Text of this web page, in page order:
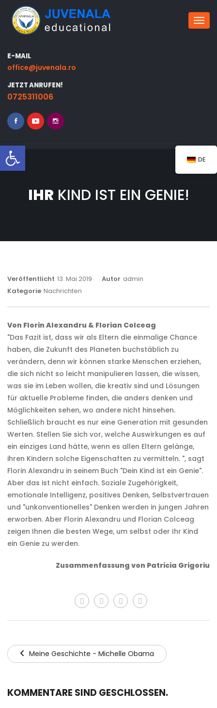
Symbolleiste öffnen
E-MAIL
office@juvenala.ro
JETZT ANRUFEN!
0725311006
IHR KIND IST EIN GENIE!
Veröffentlicht 13. Mai 2019 Autor Admin
Kategorie Nachrichten
Von Florin Alexandru & Florian Colceag
"Das Fazit ist, dass wir als Eltern die einmalige Chance
haben, die Zukunft des Planeten buchstäblich zu
verändern, denn wir können starke Menschen erziehen,
die sich nicht so leicht manipulieren lassen, die wissen,
was sie im Leben wollen, die kreativ sind und Lösungen
für aktuelle Probleme finden, die anders denken und
Möglichkeiten sehen, wo andere nicht hinsehen.
Schließlich braucht es nur eine Generation mit gesunden
Werten. Stellen Sie sich vor, welche Auswirkungen es auf
ein einziges Land hätte, wenn es allen Eltern gelänge,
ihren Kindern solche Eigenschaften zu vermitteln. ", sagt
Florin Alexandru in seinem Buch "Dein Kind ist ein Genie".
Aber das ist nicht einfach. Soziale Zugehörigkeit,
emotionale Intelligenz, positives Denken, Selbstvertrauen
und "unkonventionelles" Denken werden in jungen Jahren
erworben. Aber Florin Alexandru und Florian Colceag
zeigen Ihnen die besten Wege, um selbst oder Ihr Kind
ein Genie zu werden.
Zusammenfassung von Patricia Grigoriu
Meine Geschichte - Michelle Obama
KOMMENTARE SIND GESCHLOSSEN.
DE